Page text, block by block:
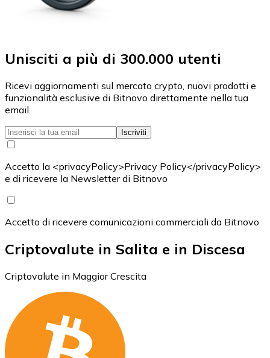
Unisciti a più di 300.000 utenti
Ricevi aggiornamenti sul mercato crypto, nuovi prodotti e
funzionalità esclusive di Bitnovo direttamente nella tua
email.
Iscriviti
Accetto la <privacyPolicy>Privacy Policy</privacyPolicy>
e di ricevere la Newsletter di Bitnovo
Accetto di ricevere comunicazioni commerciali da Bitnovo
Criptovalute in Salita e in Discesa
Criptovalute in Maggior Crescita